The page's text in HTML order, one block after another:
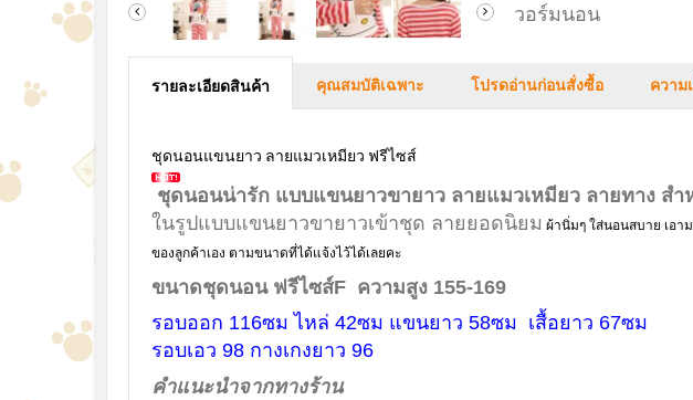
วอร์มนอน
รายละเอียดสินค้า คุณสมบัติเฉพาะ โปรดอ่านก่อนสั่งซื้อ ความ
ชุดนอนแขนยาว ลายแมวเหมียว ฟรีไซส์
ชุดนอนน่ารัก แบบแขนยาวขายาว ลายแมวเหมียว ลายทาง ส
ในรูปแบบแขนยาวขายาวเข้าชุด ลายยอดนิยม ผ้านิ่มๆ ใส่นอนสบาย เอา
ของลูกค้าเอง ตามขนาดที่ได้แจ้งไว้ได้เลยคะ
ขนาดชุดนอน ฟรีไซส์F ความสูง 155-169
รอบออก 116ซม ไหล่ 42ซม แขนยาว 58ซม เสื้อยาว 67ซม
รอบเอว 98 กางเกงยาว 96
คำแนะนำจากทางร้าน